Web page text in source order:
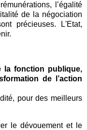
l’égalité
de la négociation
précieuses. L'Etat,
la fonction publique,
de l’action
pour des meilleurs
le dévouement et le